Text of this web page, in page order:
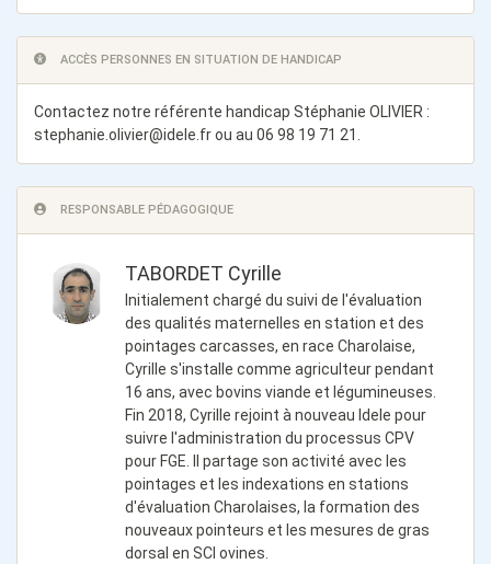
ACCÈS PERSONNES EN SITUATION DE HANDICAP
Contactez notre référente handicap Stéphanie OLIVIER :
stephanie.olivier@idele.frou au 06 98 19 71 21.
RESPONSABLE PÉDAGOGIQUE
TABORDET Cyrille
Initialement chargé du suivi de l'évaluation
des qualités maternelles en station et des
pointages carcasses, en race Charolaise,
Cyrille s'installe comme agriculteur pendant
16 ans, avec bovins viande et légumineuses.
Fin 2018, Cyrille rejoint à nouveau Idele pour
suivre l'administration du processus CPV
pour FGE. Il partage son activité avec les
pointages et les indexations en stations
d'évaluation Charolaises, la formation des
nouveaux pointeurs et les mesures de gras
dorsal en SCI ovines.